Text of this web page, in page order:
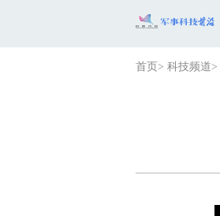
首页 > 科技频道>